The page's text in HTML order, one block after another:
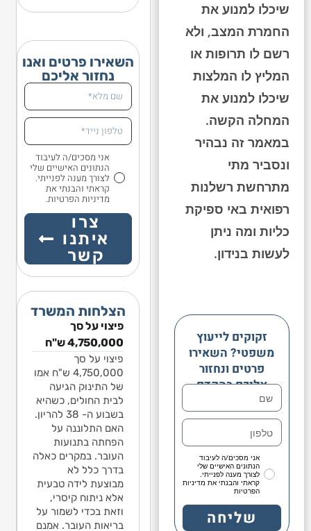
שיכלו למנוע את
החמרת המצב, ולא
רשם לו תרופות או
המליץ לו המלצות
שיכלו למנוע את
המחלה הקשה.
במאמר זה נבהיר
ונסביר מתי
מתרחשת רשלנות
רפואית באי ספיקת
כליות ומה ניתן
לעשות בנידון.
זקוקים לייעוץ
משפטי? השאירו
פרטים ונחזור
אליכם בהקדם
אני מסכים/ה לעיבוד
הנתונים האישיים שלי
לצורך מענה לפנייתי.
קראתי והבנתי את מדיניות
הפרטיות
שליחה
השאירו פרטים ואנו
נחזור אליכם
אני מסכים/ה לעיבוד
הנתונים האישיים שלי
לצורך מענה לפנייתי.
קראתי והבנתי את
מדיניות הפרטיות.
צרו
איתנו
קשר
הצלחות המשרד
על סך
1,541,068 ש"ח
נפילה​
בן שנה ותשעה
עלה על
חצויה בגן
בירושלים. כל
התחתון של
היה חסר.
נפל מגובה 2 מטרים
סבל מפרכוס.
יש לו אפילפסיה.
האפילפסיה נגרמה
מהנפילה,
פיצוי על סך
1,541,068 ש"ח
ילד בן שנה ותשעה
חודשים עלה על
מגלשה חצויה בגן
החצי התחתון של
ומיד סבל מפרכוס.
מאז יש לו אפילפסיה.
מומחה התביעה טען
כתוצאה מהנפילה,
למרות שלא נגרם
פיצוי על סך
4,750,000 ש"ח
פיצוי על סך
4,750,000 ש"ח אמו
של התינוק הגיעה
לבית החולים, כשהיא
בשבוע ה- 38 להריון.
האם התלוננה על
הפחתה בתנועות
העובר. במקרים כאלה
בדרך כלל לא
מבוצעת לידה טבעית
אלא ניתוח קיסרי,
וזאת בכדי לשמור על
בריאות העובר. אמנם